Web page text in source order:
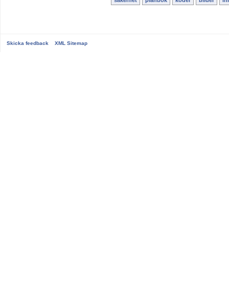
Skicka feedback XML Sitemap